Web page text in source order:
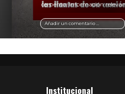
Añadir un comentario ...
cemento. Información
vial y recomendaciones para
Institucional